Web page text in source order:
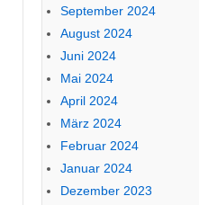
September 2024
August 2024
Juni 2024
Mai 2024
April 2024
März 2024
Februar 2024
Januar 2024
Dezember 2023